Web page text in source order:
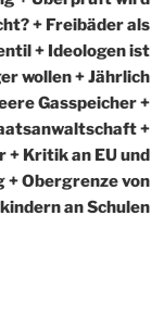
+ Freibäder als
+ Ideologen ist
wollen + Jährlich
Gasspeicher +
+
+ Kritik an EU und
+ Obergrenze von
an Schulen